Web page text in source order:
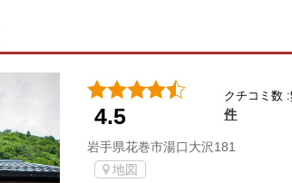
4.5
クチコミ数 :
件
岩手県花巻市湯口大沢181
地図